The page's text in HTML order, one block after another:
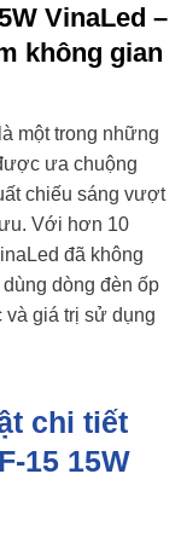
VinaLed –
không gian
là một trong những
ưa chuộng
chiếu sáng vượt
Với hơn 10
đã không
dòng đèn ốp
và giá trị sử dụng
chi tiết
15 15W